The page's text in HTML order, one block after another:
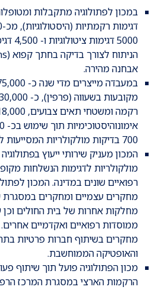
5000
אבחנה מהירה.
700 בדיקות מולקולריות המסייעות להשלמת האבחון.
המכון מעניק שירותי ייעוץ
מולקולריות לדגימות הנשלחות
רפואיים שונים במדינה. המכון
מחקרים עצמיים ומחקרים במסגרת
מחלקות אחרות של בית החולים וכן
ממוסדות רפואיים ואקדמיים
מחקרים בשיתוף חברות פרטיות
והאופטיקה הממוחשבת.
מכון הפתולוגיה פועל תוך שיתוף
הרקמות הארצי במסגרת המרכז